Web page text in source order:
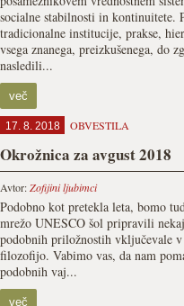
socialne stabilnosti in kontinuitete.
tradicionalne institucije, prakse,
vsega znanega, preizkušenega, do
nasledili...
več
17. 8. 2018 OBVESTILA
Okrožnica za avgust 2018
Avtor:Zofijini ljubimci
Podobno kot pretekla leta, bomo
mrežo UNESCO šol pripravili
podobnih priložnostih vključevale
filozofijo. Vabimo vas, da nam
podobnih vaj...
več